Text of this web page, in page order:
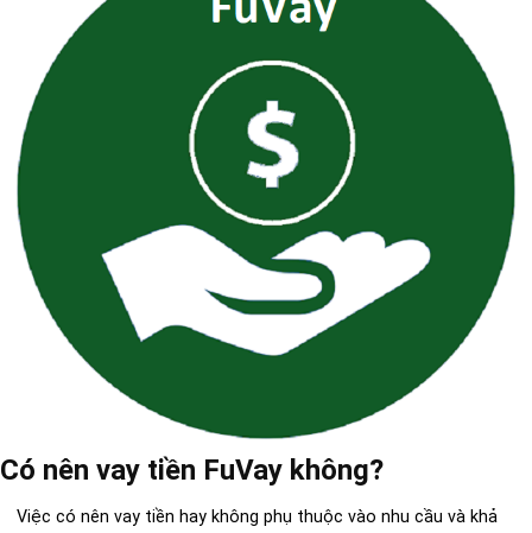
Có nên vay tiền FuVay không?
Việc có nên vay tiền hay không phụ thuộc vào nhu cầu và khả